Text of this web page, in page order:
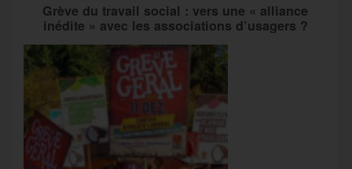
Grève du travail social : vers une « alliance
inédite » avec les associations d’usagers ?